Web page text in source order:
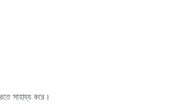
সাহায্য করে।